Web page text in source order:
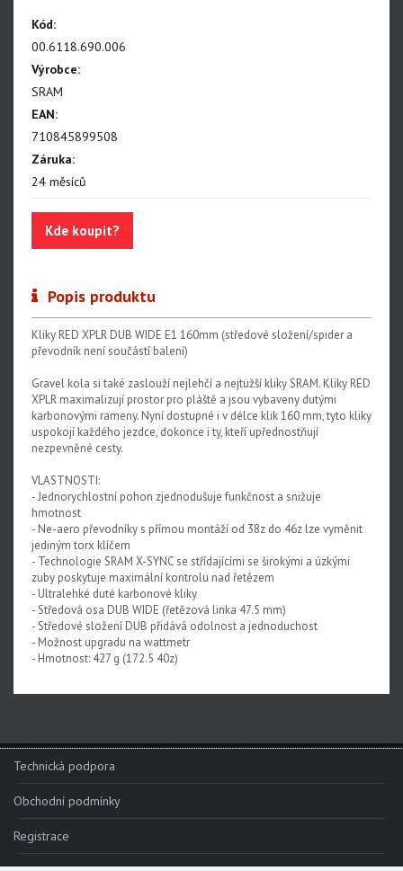
NX Eagle
SX Eagle
X01DH
GX
Hammerhead Karoo
Red XPLR AXS E1
Red AXS E1
Force AXS E1
Rival AXS E1
Force XPLR AXS E1
Rival XPLR AXS E1
Force eTap AXS Iridescent
Force eTap AXS
Rival eTap AXS
Apex eTap AXS
XPLR AXS
Force 1
Rival22/Rival
Kód:
00.6118.690.006
Výrobce:
SRAM
EAN:
710845899508
Záruka:
24 měsíců
Kde koupit?
Popis produktu
Kliky RED XPLR DUB WIDE E1 160mm (středové složení/spider a
převodník není součástí balení)
Gravel kola si také zaslouží nejlehčí a nejtužší kliky SRAM. Kliky RED
XPLR maximalizují prostor pro pláště a jsou vybaveny dutými
karbonovými rameny. Nyní dostupné i v délce klik 160 mm, tyto kliky
uspokojí každého jezdce, dokonce i ty, kteří upřednostňují
nezpevněné cesty.
VLASTNOSTI:
- Jednorychlostní pohon zjednodušuje funkčnost a snižuje
hmotnost
- Ne-aero převodníky s přímou montáží od 38z do 46z lze vyměnit
jediným torx klíčem
- Technologie SRAM X-SYNC se střídajícími se širokými a úzkými
zuby poskytuje maximální kontrolu nad řetězem
- Ultralehké duté karbonové kliky
- Středová osa DUB WIDE (řetězová linka 47.5 mm)
- Středové složení DUB přidává odolnost a jednoduchost
- Možnost upgradu na wattmetr
- Hmotnost: 427 g (172.5 40z)
Technická podpora
Obchodní podmínky
Registrace